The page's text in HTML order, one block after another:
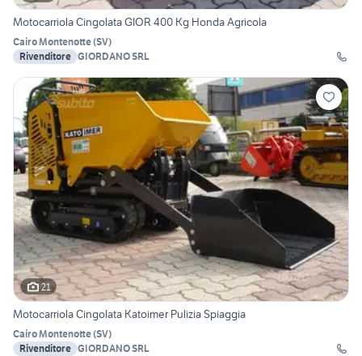
Motocarriola Cingolata GIOR 400 Kg Honda Agricola
Cairo Montenotte(SV)
Rivenditore GIORDANO SRL
21
Motocarriola Cingolata Katoimer Pulizia Spiaggia
Cairo Montenotte(SV)
Rivenditore GIORDANO SRL